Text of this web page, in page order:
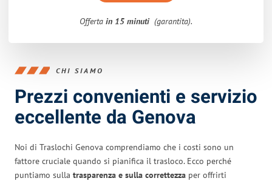
Offerta in 15 minuti (garantita).
CHI SIAMO
Prezzi convenienti e servizio
eccellente da Genova
Noi di Traslochi Genova comprendiamo che i costi sono un
fattore cruciale quando si pianifica il trasloco. Ecco perché
puntiamo sulla trasparenza e sulla correttezza per offrirti